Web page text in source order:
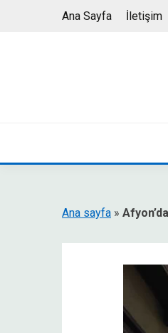
Ana Sayfa İletişim
Ana sayfa »